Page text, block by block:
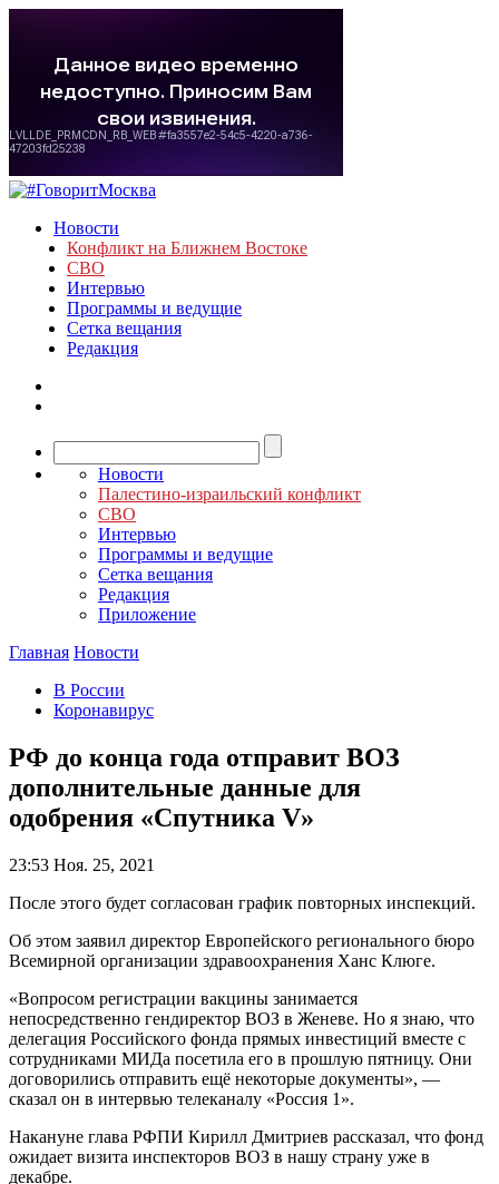
Новости
Конфликт на Ближнем Востоке
СВО
Интервью
Программы и ведущие
Сетка вещания
Редакция
Новости
Палестино-израильский конфликт
СВО
Интервью
Программы и ведущие
Сетка вещания
Редакция
Приложение
Главная Новости
В России
Коронавирус
РФ до конца года отправит ВОЗ
дополнительные данные для
одобрения «Спутника V»
23:53 Ноя. 25, 2021
После этого будет согласован график повторных инспекций.
Об этом заявил директор Европейского регионального бюро
Всемирной организации здравоохранения Ханс Клюге.
«Вопросом регистрации вакцины занимается
непосредственно гендиректор ВОЗ в Женеве. Но я знаю, что
делегация Российского фонда прямых инвестиций вместе с
сотрудниками МИДа посетила его в прошлую пятницу. Они
договорились отправить ещё некоторые документы», —
сказал он в интервью телеканалу «Россия 1».
Накануне глава РФПИ Кирилл Дмитриев рассказал, что фонд
ожидает визита инспекторов ВОЗ в нашу страну уже в
декабре.